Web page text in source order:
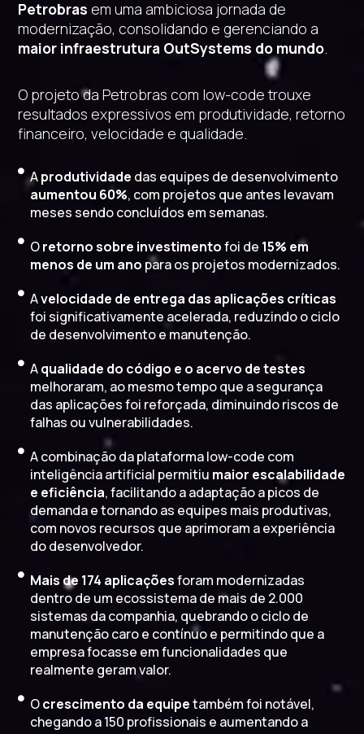
Petrobras em uma ambiciosa jornada de
modernização, consolidando e gerenciando a
maior infraestrutura OutSystems do mundo
O projeto da Petrobras com low-code trouxe
resultados expressivos em produtividade, retorno
financeiro, velocidade e qualidade.
Aprodutividade das equipes de desenvolvimento
aumentou 60%, com projetos que antes levavam
meses sendo concluídos em semanas.
Oretorno sobre investimentofoi de 15% em
menos de um ano para os projetos modernizados.
Avelocidade de entrega das aplicações críticas
foi significativamente acelerada, reduzindo o ciclo
de desenvolvimento e manutenção.
Aqualidade do código e o acervo de testes
melhoraram, ao mesmo tempo que a segurança
das aplicações foi reforçada, diminuindo riscos de
falhas ou vulnerabilidades.
A combinação da plataforma low-code com
inteligência artificial permitiu maior escalabilidade
e eficiência, facilitando a adaptação a picos de
demanda e tornando as equipes mais produtivas,
com novos recursos que aprimoram a experiência
do desenvolvedor.
Mais de 174 aplicaçõesforam modernizadas
dentro de um ecossistema de mais de 2.000
sistemas da companhia, quebrando o ciclo de
manutenção caro e contínuo e permitindo que a
empresa focasse em funcionalidades que
realmente geram valor.
Ocrescimento da equipetambém foi notável,
chegando a 150 profissionais e aumentando a